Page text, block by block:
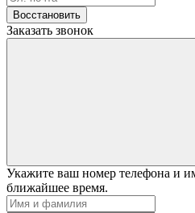
Восстановить
Заказать звонок
Укажите ваш номер телефона и
ближайшее время.